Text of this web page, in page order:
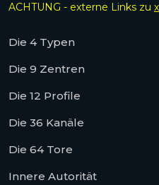
ACHTUNG - externe Links zu
Die 4 Typen
Die 9 Zentren
Die 12 Profile
Die 36 Kanäle
Die 64 Tore
Innere Autorität